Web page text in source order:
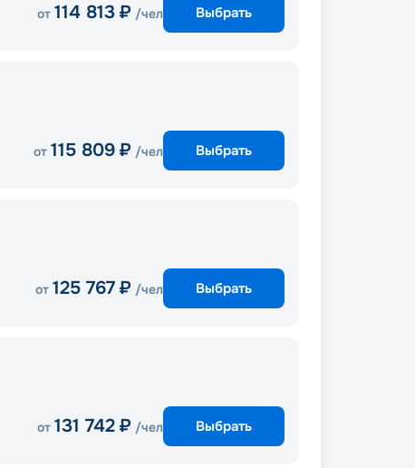
от 114 813 ₽ /чел Выбрать
от 115 809 ₽ /чел Выбрать
от 125 767 ₽ /чел Выбрать
от 131 742 ₽ /чел Выбрать